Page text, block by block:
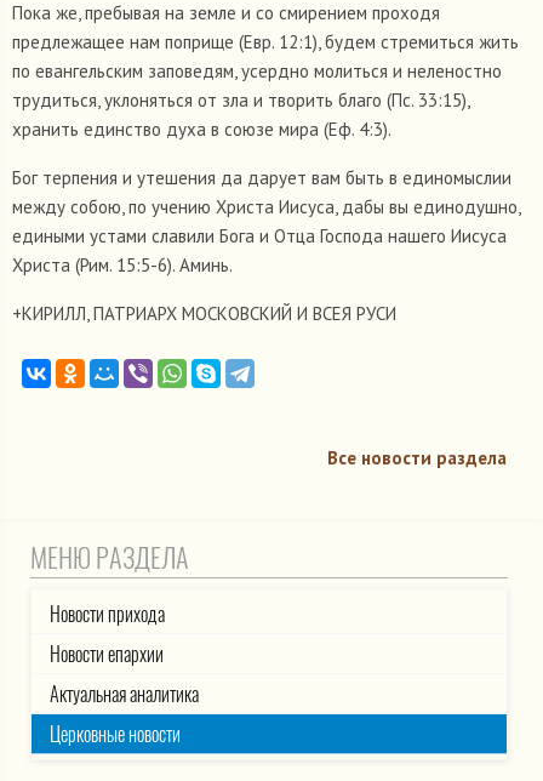
Пока же, пребывая на земле и со смирением проходя
предлежащее нам поприще (Евр. 12:1), будем стремиться жить
по евангельским заповедям, усердно молиться и неленостно
трудиться, уклоняться от зла и творить благо (Пс. 33:15),
хранить единство духа в союзе мира (Еф. 4:3).
Бог терпения и утешения да дарует вам быть в единомыслии
между собою, по учению Христа Иисуса, дабы вы единодушно,
едиными устами славили Бога и Отца Господа нашего Иисуса
Христа (Рим. 15:5-6). Аминь.
+КИРИЛЛ, ПАТРИАРХ МОСКОВСКИЙ И ВСЕЯ РУСИ
Все новости раздела
МЕНЮ РАЗДЕЛА
Новости прихода
Новости епархии
Актуальная аналитика
Церковные новости